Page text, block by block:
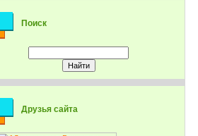
Поиск
Друзья сайта